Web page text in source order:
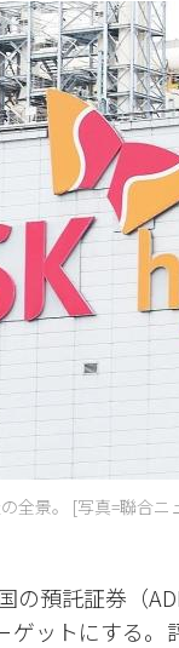
全景。 [写真=聯合ニ
の預託証券（
ットにする。